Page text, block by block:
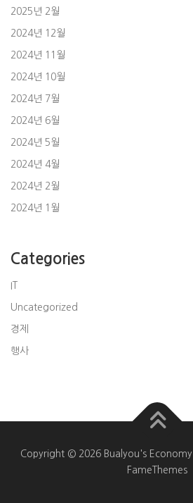
2025년 2월
2024년 12월
2024년 11월
2024년 10월
2024년 7월
2024년 6월
2024년 5월
2024년 4월
2024년 2월
2024년 1월
Categories
IT
Uncategorized
경제
행사
Copyright © 2026 Bualyou's Economy
FameThemes